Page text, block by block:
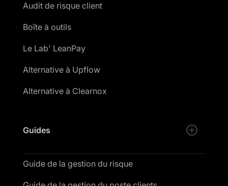
Audit de risque client
Boîte à outils
Le Lab' LeanPay
Alternative à Upflow
Alternative à Clearnox
Guides
Guide de la gestion du risque